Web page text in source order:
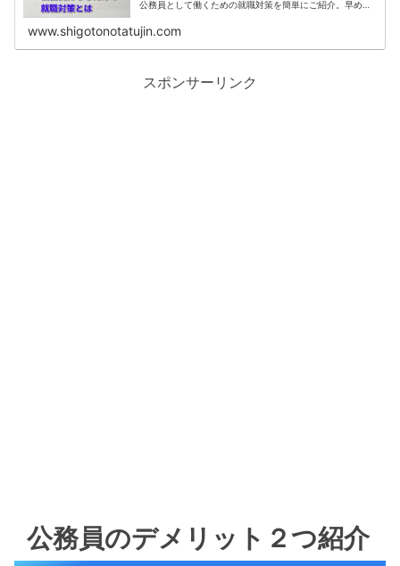
公務員として働くための就職対策を簡単にご紹介。早めの
www.shigotonotatujin.com
スポンサーリンク
公務員のデメリット２つ紹介